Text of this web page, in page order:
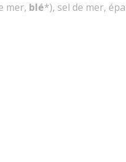
mer, blé*), sel de mer,